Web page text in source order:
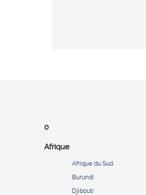
0
Afrique
Afrique du Sud
Burundi
Djibouti